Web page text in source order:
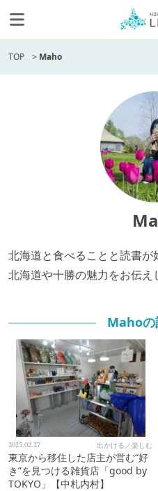
TOP > Maho
北海道と食べることと読書が
北海道や十勝の魅力をお伝え
Mahoの
2025.02.27 出かける／楽しむ
東京から移住した店主が営む“好
き”を見つける雑貨店「good by
TOKYO」【中札内村】